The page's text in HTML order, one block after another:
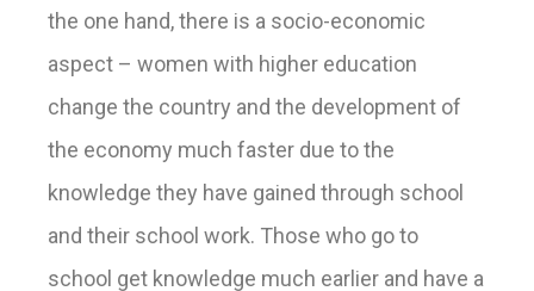
the one hand, there is a socio-economic
aspect – women with higher education
change the country and the development of
the economy much faster due to the
knowledge they have gained through school
and their school work. Those who go to
school get knowledge much earlier and have a